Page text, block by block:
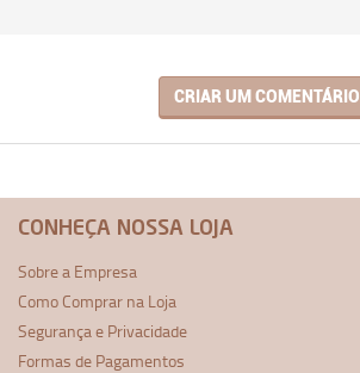
CRIAR UM COMENTÁRIO
CONHEÇA NOSSA LOJA
Sobre a Empresa
Como Comprar na Loja
Segurança e Privacidade
Formas de Pagamentos